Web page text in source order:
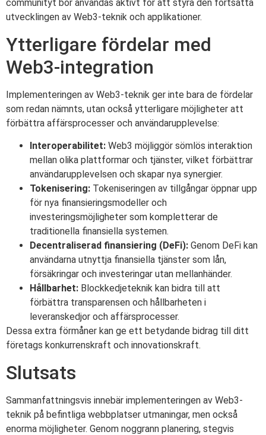
communityt bör användas aktivt för att styra den fortsatta
utvecklingen av Web3-teknik och applikationer.
Ytterligare fördelar med
Web3-integration
Implementeringen av Web3-teknik ger inte bara de fördelar
som redan nämnts, utan också ytterligare möjligheter att
förbättra affärsprocesser och användarupplevelse:
Interoperabilitet: Web3 möjliggör sömlös interaktion
mellan olika plattformar och tjänster, vilket förbättrar
användarupplevelsen och skapar nya synergier.
Tokenisering: Tokeniseringen av tillgångar öppnar upp
för nya finansieringsmodeller och
investeringsmöjligheter som kompletterar de
traditionella finansiella systemen.
Decentraliserad finansiering (DeFi): Genom DeFi kan
användarna utnyttja finansiella tjänster som lån,
försäkringar och investeringar utan mellanhänder.
Hållbarhet: Blockkedjeteknik kan bidra till att
förbättra transparensen och hållbarheten i
leveranskedjor och affärsprocesser.
Dessa extra förmåner kan ge ett betydande bidrag till ditt
företags konkurrenskraft och innovationskraft.
Slutsats
Sammanfattningsvis innebär implementeringen av Web3-
teknik på befintliga webbplatser utmaningar, men också
enorma möjligheter. Genom noggrann planering, stegvis